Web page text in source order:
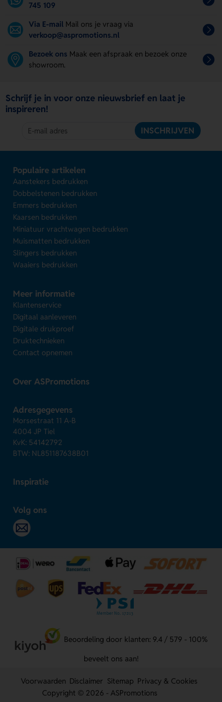
745 109
Via E-mail Mail ons je vraag via
verkoop@aspromotions.nl
Bezoek ons Maak een afspraak en bezoek onze
showroom.
Schrijf je in voor onze nieuwsbrief en laat je
inspireren!
INSCHRIJVEN
Populaire artikelen
Aanstekers bedrukken
Dobbelstenen bedrukken
Emmers bedrukken
Kaarsen bedrukken
Miniatuur vrachtwagen bedrukken
Muismatten bedrukken
Slingers bedrukken
Waaiers bedrukken
Meer informatie
Klantenservice
Digitaal aanleveren
Digitale drukproef
Druktechnieken
Contact opnemen
Over ASPromotions
Adresgegevens
Morsestraat 11 A-B
4004 JP Tiel
KvK: 54142792
BTW: NL851187638B01
Inspiratie
Volg ons
Beoordeling door klanten: 9.4 / 579 - 100%
beveelt ons aan!
Voorwaarden Disclaimer Sitemap Privacy & Cookies
Copyright © 2026 - ASPromotions